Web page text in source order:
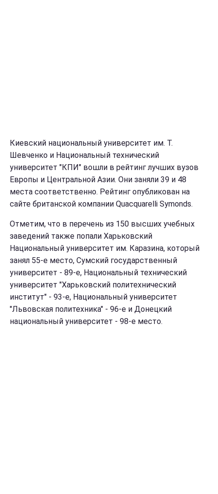
Киевский национальный университет им. Т.
Шевченко и Национальный технический
университет "КПИ" вошли в рейтинг лучших вузов
Европы и Центральной Азии. Они заняли 39 и 48
места соответственно. Рейтинг опубликован на
сайте британской компании Quacquarelli Symonds.
Отметим, что в перечень из 150 высших учебных
заведений также попали Харьковский
Национальный университет им. Каразина, который
занял 55-е место, Сумский государственный
университет - 89-е, Национальный технический
университет "Харьковский политехнический
институт" - 93-е, Национальный университет
"Львовская политехника" - 96-е и Донецкий
национальный университет - 98-е место.